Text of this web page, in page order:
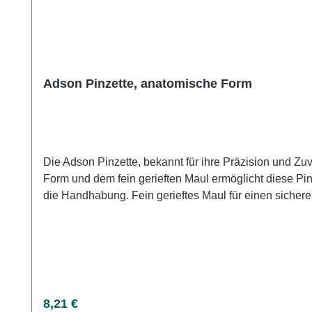
Adson Pinzette, anatomische Form
Die Adson Pinzette, bekannt für ihre Präzision und
Form und dem fein gerieften Maul ermöglicht diese Pinzette eine exzellente
die Handhabung. Fein gerieftes Maul für einen sicheren und präzisen Griff. 12,5 cm Länge für eine vielseitige Anwendung in unterschiedlichen medizinischen Bereichen.
Regulärer Preis:
8,21 €